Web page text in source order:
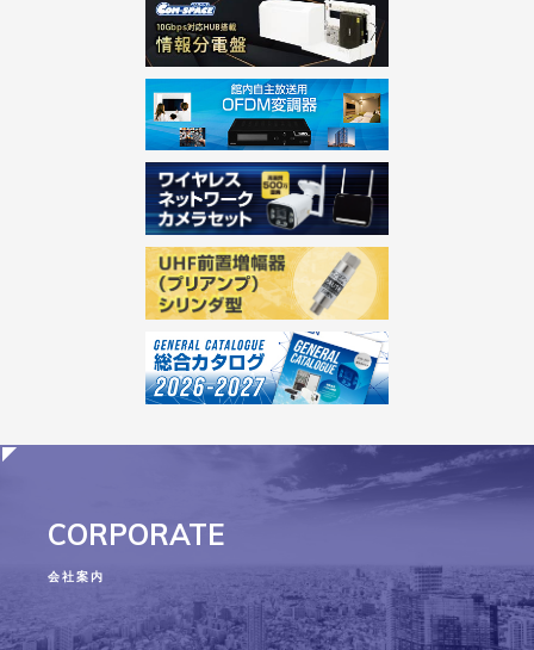
CORPORATE
会社案内